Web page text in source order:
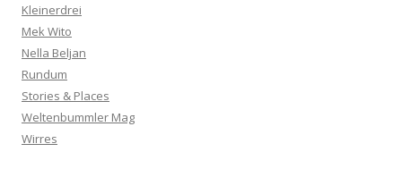
Kleinerdrei
Mek Wito
Nella Beljan
Rundum
Stories & Places
Weltenbummler Mag
Wirres